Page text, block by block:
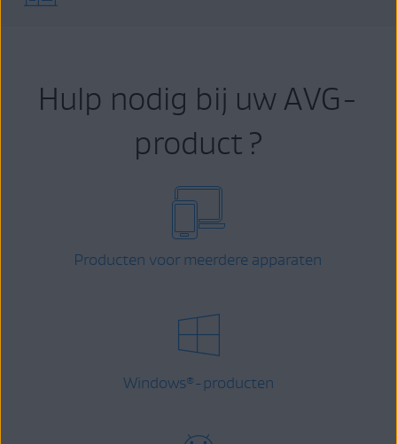
Hulp nodig bij uw AVG-
product ?
Producten voor meerdere apparaten
Windows® -producten